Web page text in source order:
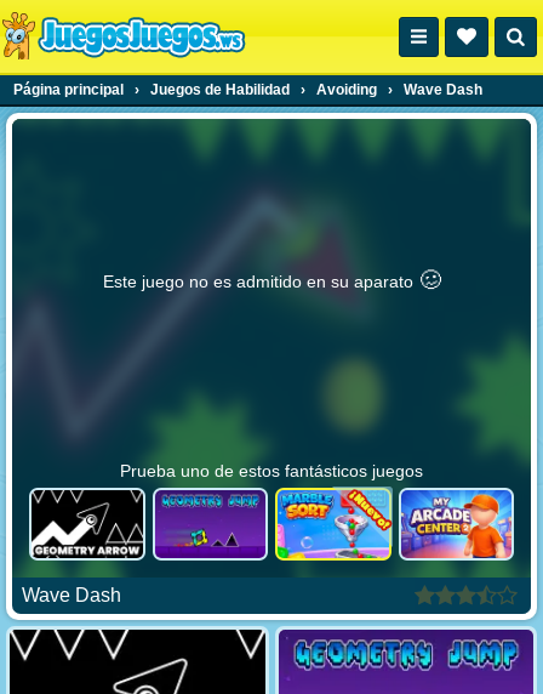
Página principal › Juegos de Habilidad › Avoiding › Wave Dash
Este juego no es admitido en su aparato 🥴️
Prueba uno de estos fantásticos juegos
Wave Dash